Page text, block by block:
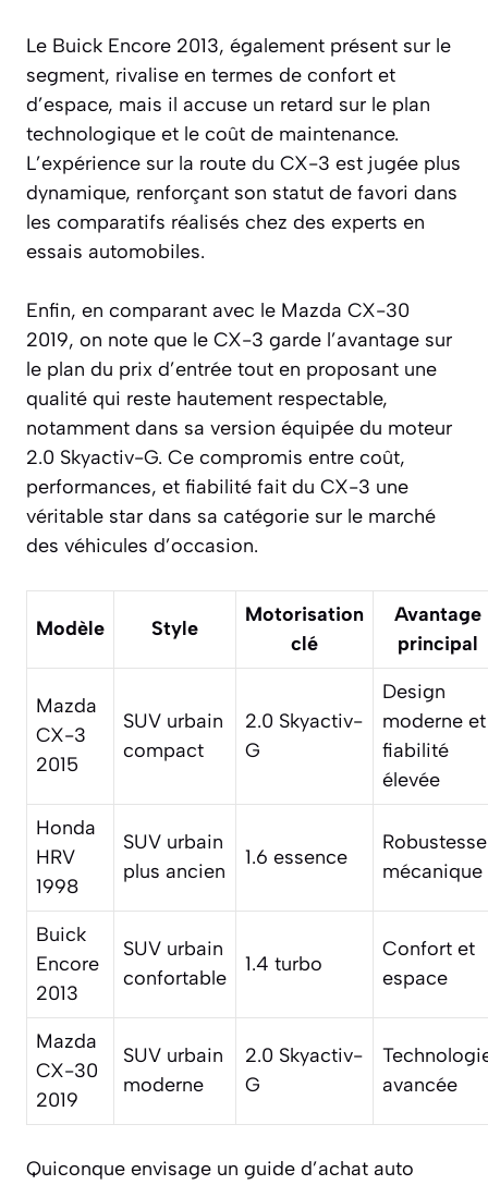
Le Buick Encore 2013, également présent sur le
segment, rivalise en termes de confort et
d’espace, mais il accuse un retard sur le plan
technologique et le coût de maintenance.
L’expérience sur la route du CX-3 est jugée plus
dynamique, renforçant son statut de favori dans
les comparatifs réalisés chez des experts en
essais automobiles.
Enfin, en comparant avec le Mazda CX-30
2019, on note que le CX-3 garde l’avantage sur
le plan du prix d’entrée tout en proposant une
qualité qui reste hautement respectable,
notamment dans sa version équipée du moteur
2.0 Skyactiv-G. Ce compromis entre coût,
performances, et fiabilité fait du CX-3 une
véritable star dans sa catégorie sur le marché
des véhicules d’occasion.
Modèle Style
Motorisation
clé
Avantage
principal
Mazda
CX-3
2015
SUV urbain
compact
2.0 Skyactiv-
G
Design
moderne et
fiabilité
élevée
Honda
HRV
1998
SUV urbain
plus ancien
1.6 essence
Robustesse
mécanique
Buick
Encore
2013
SUV urbain
confortable
1.4 turbo
Confort et
espace
Mazda
CX-30
2019
SUV urbain
moderne
2.0 Skyactiv-
G
avancée
Quiconque envisage un guide d’achat auto